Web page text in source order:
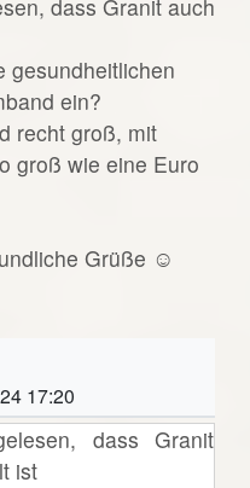
dass Granit auch
gesundheitlichen
ein?
recht groß, mit
groß wie eine Euro
Grüße ☺️
17:20
dass Granit
ist